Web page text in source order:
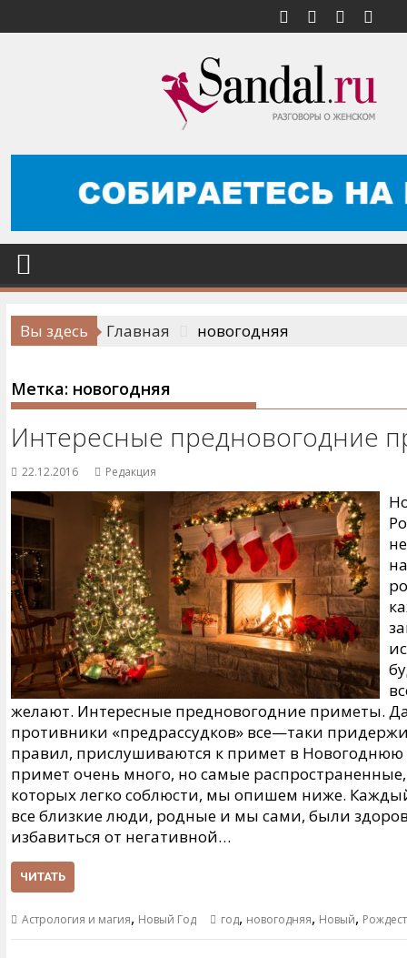
к
Вы здесь Главная новогодняя
Метка: новогодняя
Интересные предновогодние
22.12.2016 Редакция
желают. Интересные предновогодние приметы.
противники «предрассудков» все—таки
правил, прислушиваются к примет в Новогоднюю
примет очень много, но самые
которых легко соблюсти, мы опишем ниже.
все близкие люди, родные и мы сами, были
избавиться от негативной…
ЧИТАТЬ
Астрология и магия, Новый Год год, новогодняя, Новый,